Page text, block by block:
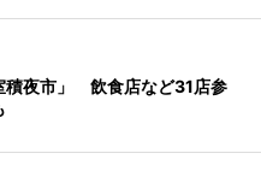
積夜市」 飲食店など31店参